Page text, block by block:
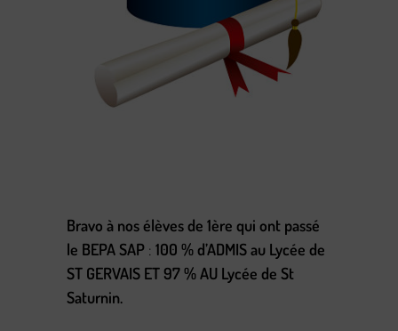
Bravo à nos élèves de 1ère qui ont passé
le BEPA SAP : 100 % d’ADMIS au Lycée de
ST GERVAIS ET 97 % AU Lycée de St
Saturnin.